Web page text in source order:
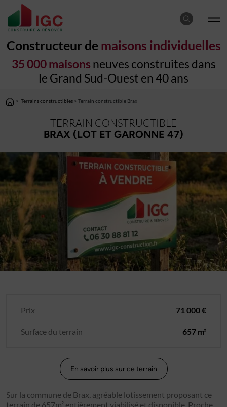
Constructeur de maisons individuelles
35 000 maisons neuves construites dans
le Grand Sud-Ouest en 40 ans
> Terrains constructibles > Terrain constructible Brax
TERRAIN CONSTRUCTIBLE
BRAX (LOT ET GARONNE 47)
Prix 71 000 €
Surface du terrain 657 m²
En savoir plus sur ce terrain
Sur la commune de Brax, agréable lotissement proposant ce
terrain de 657m² entièrement viabilisé et disponible. Proche